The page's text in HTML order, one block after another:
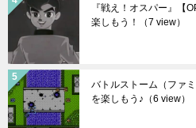
『戦え！オスパー』【
楽しもう！
（7 view）
バトルストーム（ファ
を楽しもう♪ （6 view）